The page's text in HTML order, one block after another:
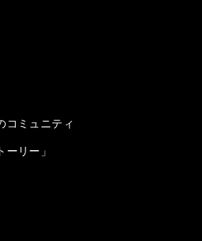
コミュニティ
ーリー」